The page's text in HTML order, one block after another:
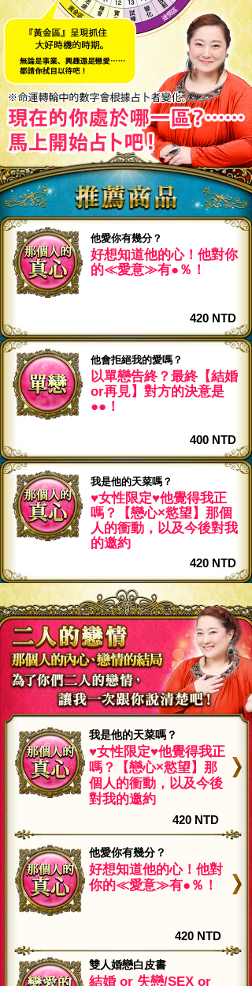
他愛你有幾分？
好想知道他的心！他對你
的≪愛意≫有●％！
420 NTD
他會拒絕我的愛嗎？
以單戀告終？最終【結婚
or再見】對方的決意是
●●！
400 NTD
我是他的天菜嗎？
♥女性限定♥他覺得我正
嗎？【戀心×慾望】那個
人的衝動，以及今後對我
的邀約
420 NTD
我是他的天菜嗎？
♥女性限定♥他覺得我正
嗎？【戀心×慾望】那
個人的衝動，以及今後
對我的邀約
420 NTD
他愛你有幾分？
好想知道他的心！他對
你的≪愛意≫有●％！
420 NTD
雙人婚戀白皮書
結婚 or 失戀/SEX or